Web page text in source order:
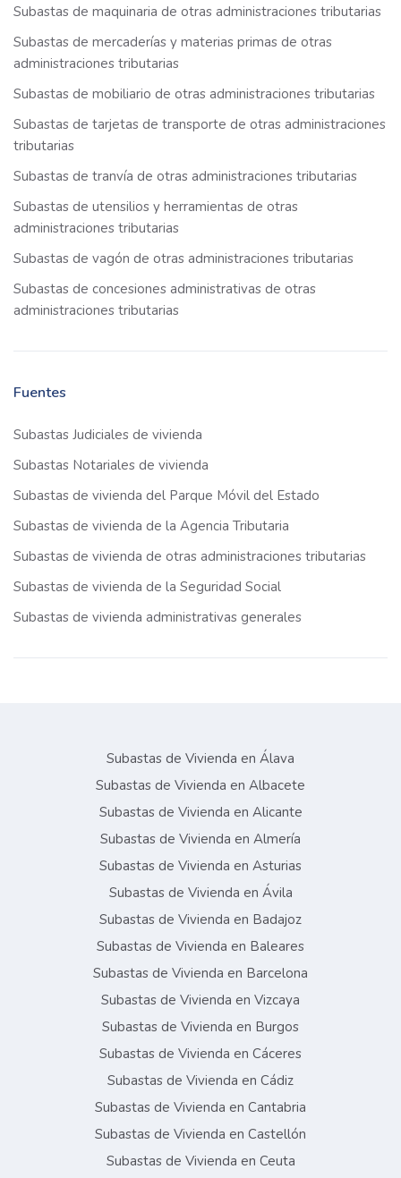
Subastas de maquinaria de otras administraciones tributarias
Subastas de mercaderías y materias primas de otras
administraciones tributarias
Subastas de mobiliario de otras administraciones tributarias
Subastas de tarjetas de transporte de otras administraciones
tributarias
Subastas de tranvía de otras administraciones tributarias
Subastas de utensilios y herramientas de otras
administraciones tributarias
Subastas de vagón de otras administraciones tributarias
Subastas de concesiones administrativas de otras
administraciones tributarias
Fuentes
Subastas Judiciales de vivienda
Subastas Notariales de vivienda
Subastas de vivienda del Parque Móvil del Estado
Subastas de vivienda de la Agencia Tributaria
Subastas de vivienda de otras administraciones tributarias
Subastas de vivienda de la Seguridad Social
Subastas de vivienda administrativas generales
Subastas de Vivienda en Álava
Subastas de Vivienda en Albacete
Subastas de Vivienda en Alicante
Subastas de Vivienda en Almería
Subastas de Vivienda en Asturias
Subastas de Vivienda en Ávila
Subastas de Vivienda en Badajoz
Subastas de Vivienda en Baleares
Subastas de Vivienda en Barcelona
Subastas de Vivienda en Vizcaya
Subastas de Vivienda en Burgos
Subastas de Vivienda en Cáceres
Subastas de Vivienda en Cádiz
Subastas de Vivienda en Cantabria
Subastas de Vivienda en Castellón
Subastas de Vivienda en Ceuta